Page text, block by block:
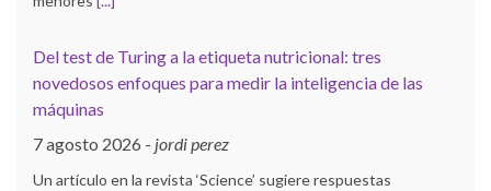
Del test de Turing a la etiqueta nutricional: tres
novedosos enfoques para medir la inteligencia de las
máquinas
7 agosto 2026 - jordi perez
Un artículo en la revista ‘Science’ sugiere respuestas